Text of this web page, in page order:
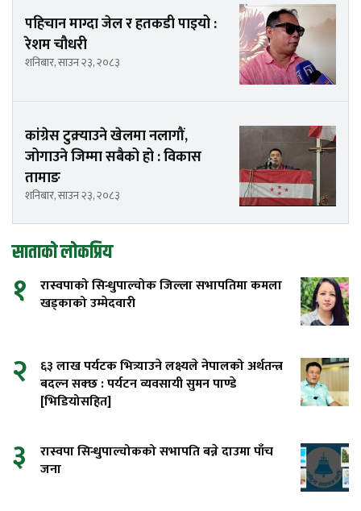
पहिचान माग्दा जेल र हतकडी पाइयो :
रेशम चौधरी
शनिबार, साउन २३, २०८३
कांग्रेस टुक्र्याउने खेलमा नलागौं,
जोगाउने जिम्मा सबैको हो : विकास
तामाङ
शनिबार, साउन २३, २०८३
साताको लोकप्रिय
१
रास्वपाको सिन्धुपाल्चोक जिल्ला सभापतिमा कमला
खड्काको उम्मेदवारी
२
६३ लाख पर्यटक भित्र्याउने लक्ष्यले नेपालको अर्थतन्त्र
बदल्न सक्छ : पर्यटन व्यवसायी सुमन पाण्डे
[भिडियोसहित]
३
रास्वपा सिन्धुपाल्चोकको सभापति बन्ने दाउमा पाँच
जना